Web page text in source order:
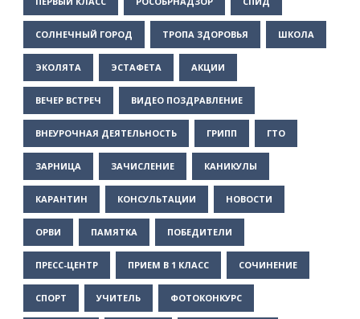
СОЛНЕЧНЫЙ ГОРОД ТРОПА ЗДОРОВЬЯ ШКОЛА
ЭКОЛЯТА ЭСТАФЕТА АКЦИИ
ВЕЧЕР ВСТРЕЧ ВИДЕО ПОЗДРАВЛЕНИЕ
ВНЕУРОЧНАЯ ДЕЯТЕЛЬНОСТЬ ГРИПП ГТО
ЗАРНИЦА ЗАЧИСЛЕНИЕ КАНИКУЛЫ
КАРАНТИН КОНСУЛЬТАЦИИ НОВОСТИ
ОРВИ ПАМЯТКА ПОБЕДИТЕЛИ
ПРЕСС-ЦЕНТР ПРИЕМ В 1 КЛАСС СОЧИНЕНИЕ
СПОРТ УЧИТЕЛЬ ФОТОКОНКУРС